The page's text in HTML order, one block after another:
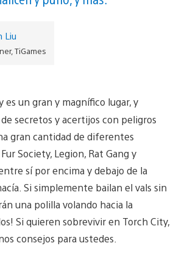
Liu
TiGames
es un gran y magnífico lugar, y
secretos y acertijos con peligros
gran cantidad de diferentes
Society, Legion, Rat Gang y
sí por encima y debajo de la
Si simplemente bailan el vals sin
una polilla volando hacia la
Si quieren sobrevivir en Torch City,
consejos para ustedes.